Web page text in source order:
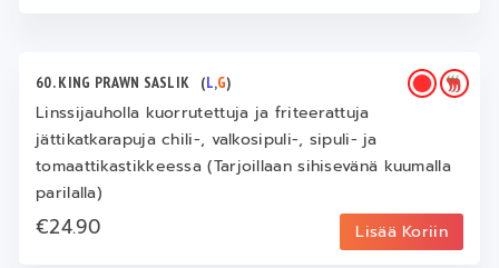
60. KING PRAWN SASLIK (L,G)
Linssijauholla kuorrutettuja ja friteerattuja
jättikatkarapuja chili-, valkosipuli-, sipuli- ja
tomaattikastikkeessa (Tarjoillaan sihisevänä kuumalla
parilalla)
€24.90 Lisää Koriin